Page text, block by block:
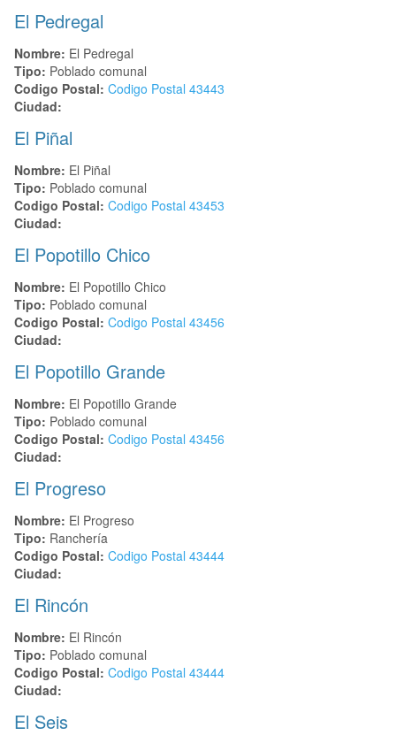
El Pedregal
Nombre: El Pedregal
Tipo: Poblado comunal
Codigo Postal: Codigo Postal 43443
Ciudad:
El Piñal
Nombre: El Piñal
Tipo: Poblado comunal
Codigo Postal: Codigo Postal 43453
Ciudad:
El Popotillo Chico
Nombre: El Popotillo Chico
Tipo: Poblado comunal
Codigo Postal: Codigo Postal 43456
Ciudad:
El Popotillo Grande
Nombre: El Popotillo Grande
Tipo: Poblado comunal
Codigo Postal: Codigo Postal 43456
Ciudad:
El Progreso
Nombre: El Progreso
Tipo: Ranchería
Codigo Postal: Codigo Postal 43444
Ciudad:
El Rincón
Nombre: El Rincón
Tipo: Poblado comunal
Codigo Postal: Codigo Postal 43444
Ciudad:
El Seis